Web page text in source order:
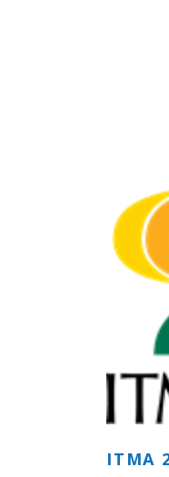
ITMA